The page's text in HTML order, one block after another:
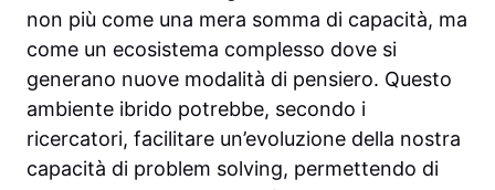
non più come una mera somma di capacità, ma
come un ecosistema complesso dove si
generano nuove modalità di pensiero. Questo
ambiente ibrido potrebbe, secondo i
ricercatori, facilitare un’evoluzione della nostra
capacità di problem solving, permettendo di